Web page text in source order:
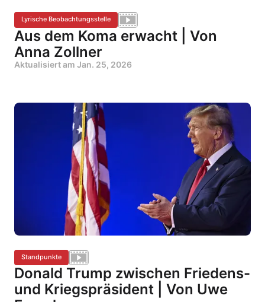
Lyrische Beobachtungsstelle
Aus dem Koma erwacht | Von
Anna Zollner
Aktualisiert am Jan. 25, 2026
Standpunkte
Donald Trump zwischen Friedens-
und Kriegspräsident | Von Uwe